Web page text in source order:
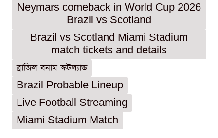
Neymars comeback in World Cup 2026
Brazil vs Scotland
Brazil vs Scotland Miami Stadium
match tickets and details
ব্রাজিল বনাম স্কটল্যান্ড
Brazil Probable Lineup
Live Football Streaming
Miami Stadium Match